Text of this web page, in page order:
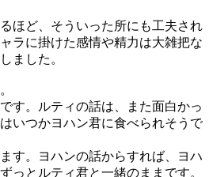
ほど、そういった所にも工夫され
ラに掛けた感情や精力は大雑把な
ました。
す。ルティの話は、また面白かっ
いつかヨハン君に食べられそうで
す。ヨハンの話からすれば、ヨハ
っとルティ君と一緒のままです。